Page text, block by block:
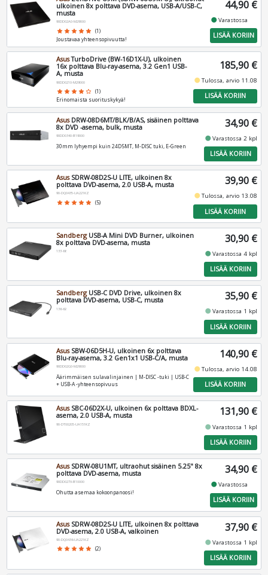
ulkoinen 8x polttava DVD-asema, USB-A/USB-C,
musta
90DD02A0-M29000
star star star star star (1)
Joustavaa yhteensopivuutta!
44,90 €
fiber_manual_recordVarastossa
LISÄÄ KORIIN
AsusTurboDrive (BW-16D1X-U), ulkoinen
16x polttava Blu-ray-asema, 3.2 Gen1 USB-
A, musta
90DD0210-M29000
star star star star star_border (1)
Erinomaista suorituskykyä!
185,90 €
fiber_manual_recordTulossa, arvio 11.08
LISÄÄ KORIIN
AsusDRW-08D6MT/BLK/B/AS, sisäinen polttava
8x DVD -asema, bulk, musta
90DD0340-B19000
30mm lyhyempi kuin 24D5MT, M-DISC tuki, E-Green
34,90 €
fiber_manual_recordVarastossa 2 kpl
LISÄÄ KORIIN
AsusSDRW-08D2S-U LITE, ulkoinen 8x
polttava DVD-asema, 2.0 USB-A, musta
90-DQ0435-UA221KZ
star star star star star (5)
39,90 €
fiber_manual_recordTulossa, arvio 13.08
LISÄÄ KORIIN
SandbergUSB-A Mini DVD Burner, ulkoinen
8x polttava DVD-asema, musta
133-66
30,90 €
fiber_manual_recordVarastossa 4 kpl
LISÄÄ KORIIN
SandbergUSB-C DVD Drive, ulkoinen 8x
polttava DVD-asema, USB-C, musta
136-62
35,90 €
fiber_manual_recordVarastossa 1 kpl
LISÄÄ KORIIN
AsusSBW-06D5H-U, ulkoinen 6x polttava
Blu-ray-asema, 3.2 Gen1x1 USB-C/A, musta
90DD02G0-M29000
Äärimmäisen sulavalinjainen | M-DISC -tuki | USB-C
+ USB-A -yhteensopivuus
140,90 €
fiber_manual_recordTulossa, arvio 14.08
LISÄÄ KORIIN
AsusSBC-06D2X-U, ulkoinen 6x polttava BDXL-
asema, 2.0 USB-A, musta
90-DT00205-UA151KZ
131,90 €
fiber_manual_recordVarastossa 1 kpl
LISÄÄ KORIIN
AsusSDRW-08U1MT, ultraohut sisäinen 5.25" 8x
polttava DVD-asema, musta
90DD027X-B10000
Ohutta asemaa kokoonpanoosi!
34,90 €
fiber_manual_recordVarastossa
LISÄÄ KORIIN
AsusSDRW-08D2S-U LITE, ulkoinen 8x polttava
DVD-asema, 2.0 USB-A, valkoinen
90-DQ0436-UA221KZ
star star star star star (2)
37,90 €
fiber_manual_recordVarastossa 1 kpl
LISÄÄ KORIIN